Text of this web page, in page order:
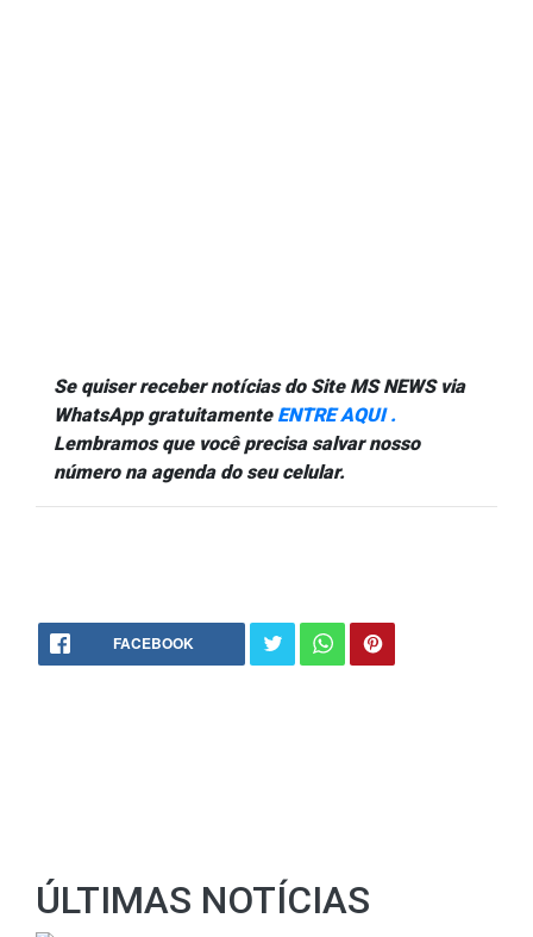
Se quiser receber notícias do Site MS NEWS via
WhatsApp gratuitamente ENTRE AQUI .
Lembramos que você precisa salvar nosso
número na agenda do seu celular.
FACEBOOK
ÚLTIMAS NOTÍCIAS